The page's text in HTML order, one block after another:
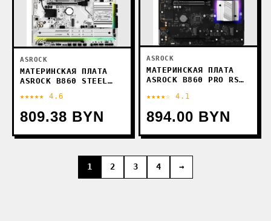
ASROCK
МАТЕРИНСКАЯ ПЛАТА
ASROCK B860 STEEL
★★★★★ 4.6
809.38 BYN
ASROCK
МАТЕРИНСКАЯ ПЛАТА
ASROCK B860 PRO RS
★★★★☆ 4.1
894.00 BYN
1 2 3 4 →